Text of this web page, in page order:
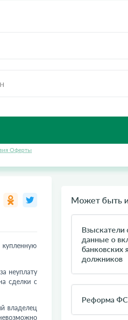
Оферты
купленную
неуплату
сделки с
владелец
Может быть
Взыскатели
данные о
банковских
должников
Реформа